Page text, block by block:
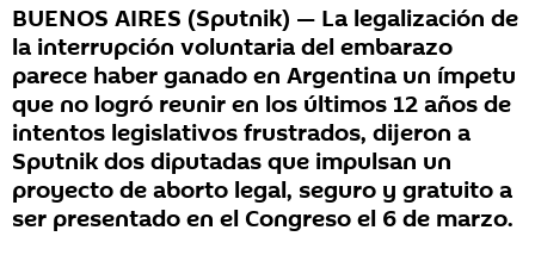
BUENOS AIRES (Sputnik) — La legalización de
la interrupción voluntaria del embarazo
parece haber ganado en Argentina un ímpetu
que no logró reunir en los últimos 12 años de
intentos legislativos frustrados, dijeron a
Sputnik dos diputadas que impulsan un
proyecto de aborto legal, seguro y gratuito a
ser presentado en el Congreso el 6 de marzo.